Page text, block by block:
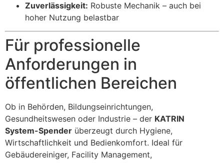
Zuverlässigkeit: Robuste Mechanik – auch bei
hoher Nutzung belastbar
Für professionelle
Anforderungen in
öffentlichen Bereichen
Ob in Behörden, Bildungseinrichtungen,
Gesundheitswesen oder Industrie – der KATRIN
System-Spender überzeugt durch Hygiene,
Wirtschaftlichkeit und Bedienkomfort. Ideal für
Gebäudereiniger, Facility Management,